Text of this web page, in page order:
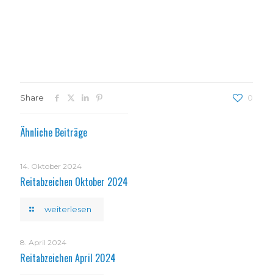
Share 0
Ähnliche Beiträge
14. Oktober 2024
Reitabzeichen Oktober 2024
weiterlesen
8. April 2024
Reitabzeichen April 2024